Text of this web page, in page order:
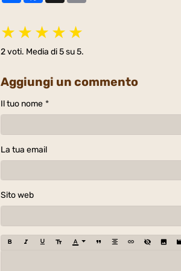
★ ★ ★ ★ ★
2voti. Media di5su 5.
Aggiungi un commento
Il tuo nome
La tua email
Sito web